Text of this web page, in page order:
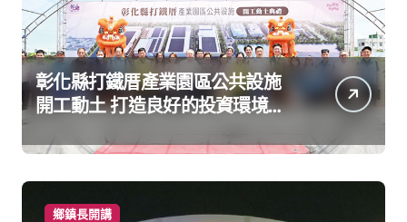
彰化縣打鐵厝產業園區公共設施
開工動土 打造良好的投資環境讓
鄉鎮長開講